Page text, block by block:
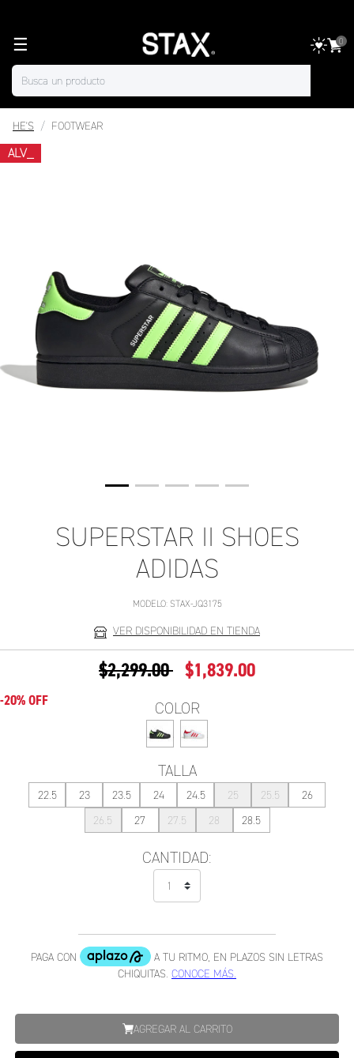
☰ 0
HE'S FOOTWEAR
ALV_
SUPERSTAR II SHOES
ADIDAS
MODELO: STAX-JQ3175
VER DISPONIBILIDAD EN TIENDA
PRECIO REDUCIDO DE
$2,299.00A $1,839.00
-20% OFF COLOR
TALLA
22.5 23 23.5 24 24.5 25 25.5
26
26.5
27 27.5 28 28.5
CANTIDAD:
AGREGAR AL CARRITO